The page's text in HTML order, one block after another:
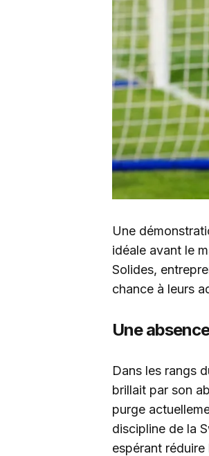
Une
idéale avant le
Solides,
chance à leurs
Une
Dans les rangs
brillait par son
purge
discipline de la
espérant